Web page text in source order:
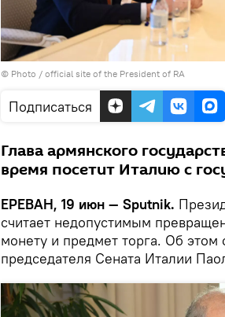
© Photo / official site of the President of RA
Подписаться
Глава армянского
время посетит Италию с
ЕРЕВАН, 19 июн — Sputnik.
считает недопустимым
монету и предмет торга. Об этом
председателя Сената Италии